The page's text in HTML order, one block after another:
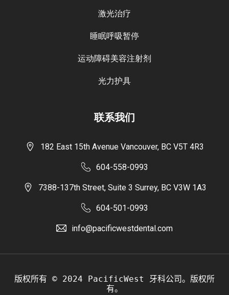
激光治疗
睡眠呼吸暂停
运动障碍美容注射剂
光力护具
联系我们
182 East 15th Avenue Vancouver, BC V5T 4R3
604-558-0993
7388-137th Street, Suite 3 Surrey, BC V3W 1A3
604-501-0993
info@pacificwestdental.com
版权所有 © 2024 PacificWest 牙科公司。版权所
有。